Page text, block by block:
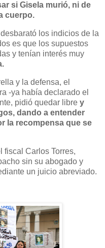
si Gisela murió, ni de
cuerpo.
los indicios de la
es que los supuestos
y tenían interés muy
y la defensa, el
-ya había declarado el
pidió quedar libre y
dando a entender
la recompensa que se
fiscal Carlos Torres,
sin su abogado y
un juicio abreviado.